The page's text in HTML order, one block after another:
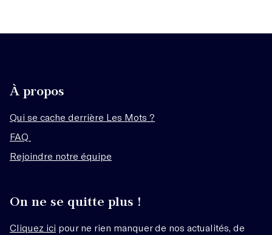
À propos
Qui se cache derrière Les Mots ?
FAQ
Rejoindre notre équipe
On ne se quitte plus !
Cliquez ici pour ne rien manquer de nos actualités, de